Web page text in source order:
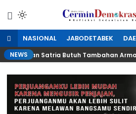
konten
Refleksi Kedaulatan
NASIONAL JABODETABEK
NEWS
Medan Satria Butuh Tambahan Armada